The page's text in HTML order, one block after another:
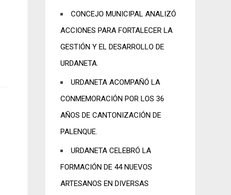
CONCEJO MUNICIPAL ANALIZÓ
ACCIONES PARA FORTALECER LA
GESTIÓN Y EL DESARROLLO DE
URDANETA.
URDANETA ACOMPAÑÓ LA
CONMEMORACIÓN POR LOS 36
AÑOS DE CANTONIZACIÓN DE
PALENQUE.
URDANETA CELEBRÓ LA
FORMACIÓN DE 44 NUEVOS
ARTESANOS EN DIVERSAS